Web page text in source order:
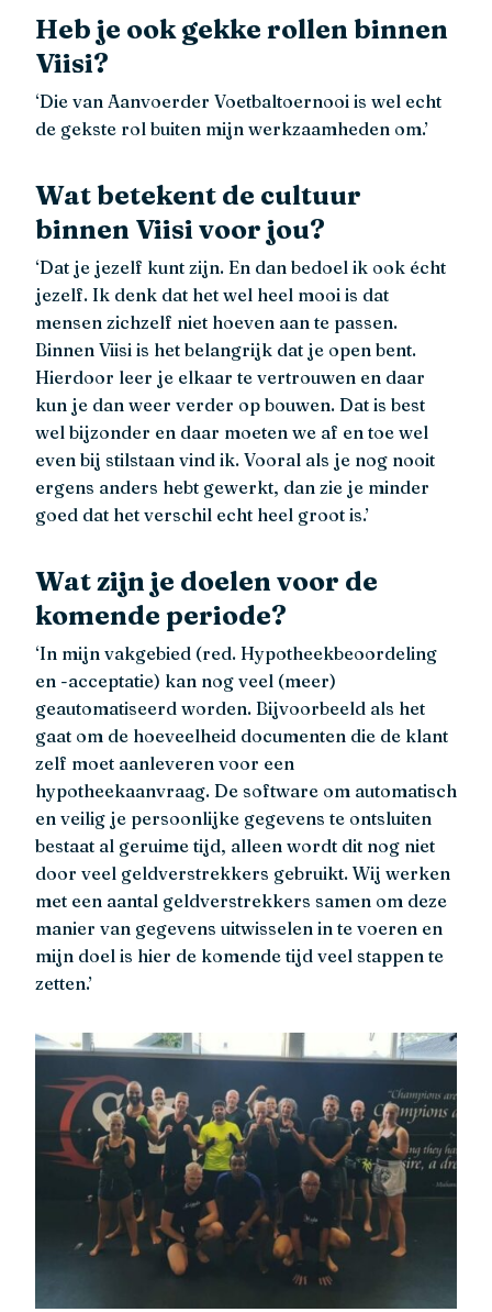
Heb je ook gekke rollen binnen
Viisi?
‘Die van Aanvoerder Voetbaltoernooi is wel echt
de gekste rol buiten mijn werkzaamheden om.’
Wat betekent de cultuur
binnen Viisi voor jou?
‘Dat je jezelf kunt zijn. En dan bedoel ik ook écht
jezelf. Ik denk dat het wel heel mooi is dat
mensen zichzelf niet hoeven aan te passen.
Binnen Viisi is het belangrijk dat je open bent.
Hierdoor leer je elkaar te vertrouwen en daar
kun je dan weer verder op bouwen. Dat is best
wel bijzonder en daar moeten we af en toe wel
even bij stilstaan vind ik. Vooral als je nog nooit
ergens anders hebt gewerkt, dan zie je minder
goed dat het verschil echt heel groot is.’
Wat zijn je doelen voor de
komende periode?
‘In mijn vakgebied (red. Hypotheekbeoordeling
en -acceptatie) kan nog veel (meer)
geautomatiseerd worden. Bijvoorbeeld als het
gaat om de hoeveelheid documenten die de klant
zelf moet aanleveren voor een
hypotheekaanvraag. De software om automatisch
en veilig je persoonlijke gegevens te ontsluiten
bestaat al geruime tijd, alleen wordt dit nog niet
door veel geldverstrekkers gebruikt. Wij werken
met een aantal geldverstrekkers samen om deze
manier van gegevens uitwisselen in te voeren en
mijn doel is hier de komende tijd veel stappen te
zetten.’